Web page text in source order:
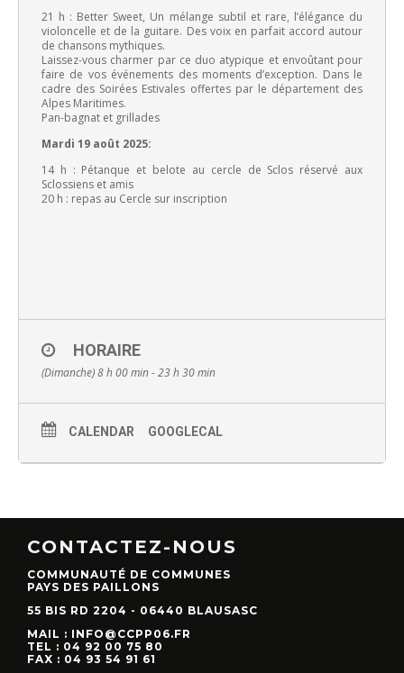
21 h : Better Sweet, Un mélange subtil et rare, l’élégance du
violoncelle et de la guitare. Des voix en parfait accord autour
de chansons mythiques.
Laissez-vous charmer par ce duo atypique et envoûtant pour
faire de vos événements des moments d’exception. Dans le
cadre des Soirées Estivales offertes par le département des
Alpes Maritimes.
Pan-bagnat et grillades
Mardi 19 août 2025:
14 h : Pétanque et belote au cercle de Sclos réservé aux
Sclossiens et amis
20 h : repas au Cercle sur inscription
HORAIRE
(Dimanche) 8 h 00 min - 23 h 30 min
CALENDAR GOOGLECAL
CONTACTEZ-NOUS
COMMUNAUTÉ DE COMMUNES
PAYS DES PAILLONS
55 BIS RD 2204 - 06440 BLAUSASC
MAIL : INFO@CCPP06.FR
TEL : 04 92 00 75 80
FAX : 04 93 54 91 61